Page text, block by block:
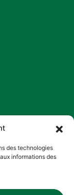
des technologies
informations des